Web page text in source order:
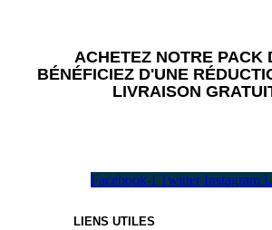
ACHETEZ NOTRE PACK
BÉNÉFICIEZ D'UNE
LIVRAISON
Facebook-f Twitter Instagram
LIENS UTILES